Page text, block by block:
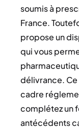
soumis à
France.
propose un
qui vous
délivrance.
cadre
complétez un
antécédents